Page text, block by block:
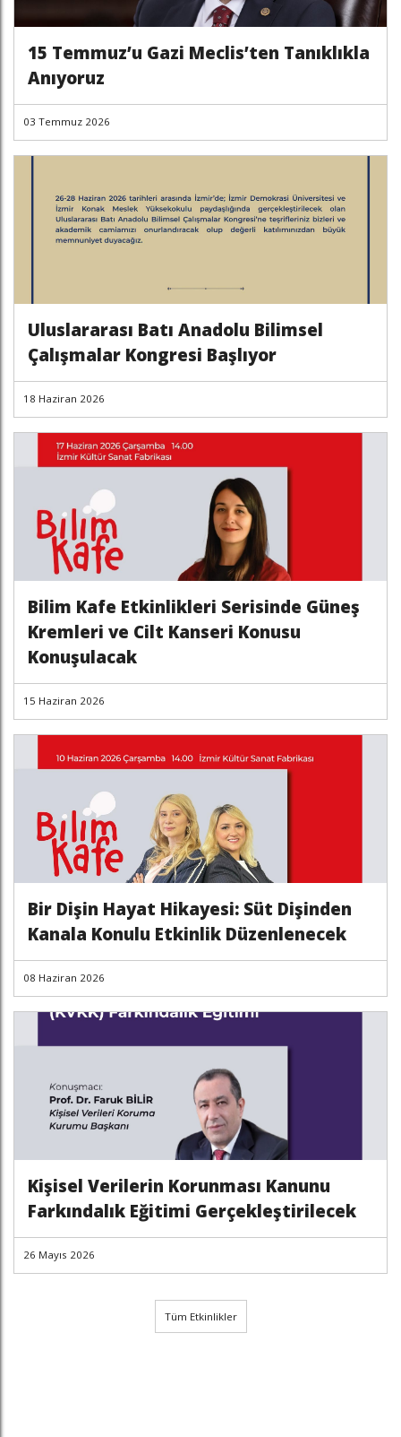
15 Temmuz’u Gazi Meclis’ten Tanıklıkla
Anıyoruz
03 Temmuz 2026
Uluslararası Batı Anadolu Bilimsel
Çalışmalar Kongresi Başlıyor
18 Haziran 2026
Bilim Kafe Etkinlikleri Serisinde Güneş
Kremleri ve Cilt Kanseri Konusu
Konuşulacak
15 Haziran 2026
Bir Dişin Hayat Hikayesi: Süt Dişinden
Kanala Konulu Etkinlik Düzenlenecek
08 Haziran 2026
Kişisel Verilerin Korunması Kanunu
Farkındalık Eğitimi Gerçekleştirilecek
26 Mayıs 2026
Tüm Etkinlikler